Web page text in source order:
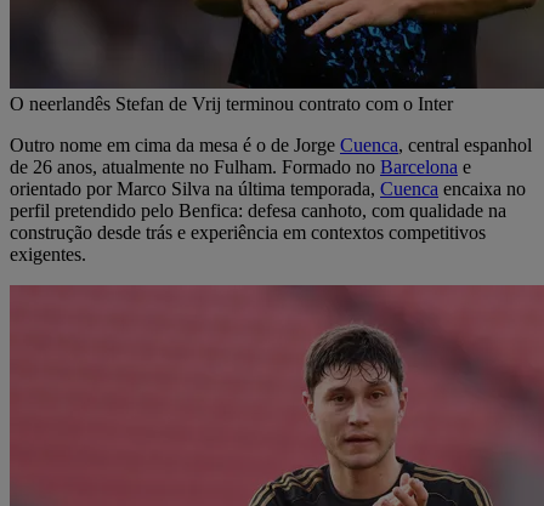
O neerlandês Stefan de Vrij terminou contrato com o Inter
Outro nome em cima da mesa é o de Jorge Cuenca, central espanhol
de 26 anos, atualmente no Fulham. Formado no Barcelona e
orientado por Marco Silva na última temporada, Cuenca encaixa no
perfil pretendido pelo Benfica: defesa canhoto, com qualidade na
construção desde trás e experiência em contextos competitivos
exigentes.